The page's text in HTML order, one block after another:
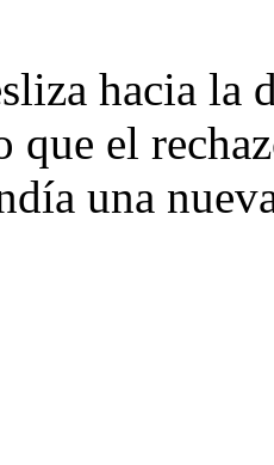
hacia
que el
una